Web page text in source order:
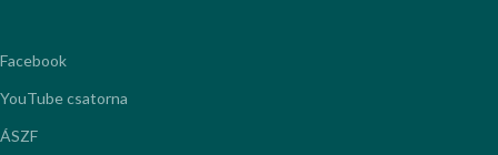
Facebook
YouTube csatorna
ÁSZF